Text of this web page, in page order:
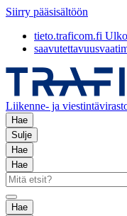
Siirry pääsisältöön
tieto.traficom.fi
Liikenne- ja
Hae
Sulje
Hae
Hae
Hae